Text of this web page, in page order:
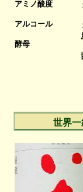
世界一統
アミノ酸度
アルコール
酵母